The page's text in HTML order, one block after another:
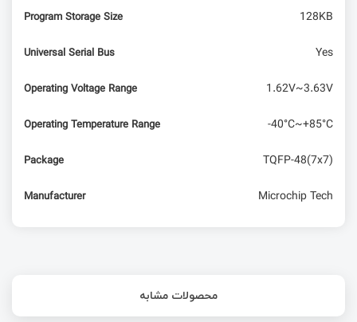
Program Storage Size 128KB
Universal Serial Bus Yes
Operating Voltage Range 1.62V~3.63V
Operating Temperature Range -40°C~+85°C
Package TQFP-48(7x7)
Manufacturer Microchip Tech
محصولات مشابه